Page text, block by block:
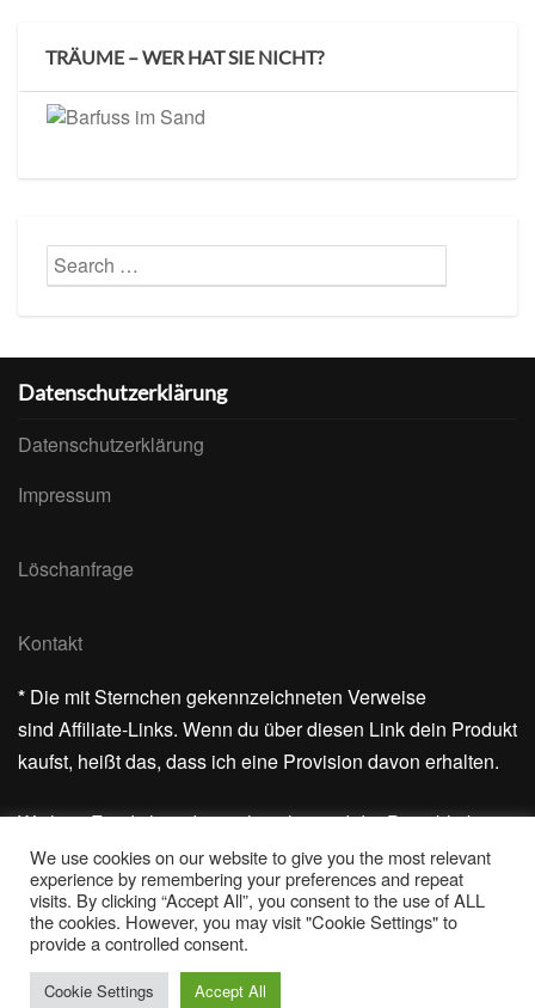
TRÄUME – WER HAT SIE NICHT?
Datenschutzerklärung
Datenschutzerklärung
Impressum
Löschanfrage
Kontakt
* Die mit Sternchen gekennzeichneten Verweise
sind Affiliate-Links. Wenn du über diesen Link dein Produkt
kaufst, heißt das, dass ich eine Provision davon erhalten.
Wichtig: Für dich ändert sich nichts und der Preis bleibt
gleich.
Vielen Dank für deine Unterstützung!
© 2026 Barfuss im Sand | Powered by
We use cookies on our website to give you the most relevant
experience by remembering your preferences and repeat
visits. By clicking “Accept All”, you consent to the use of ALL
the cookies. However, you may visit "Cookie Settings" to
provide a controlled consent.
Cookie Settings Accept All